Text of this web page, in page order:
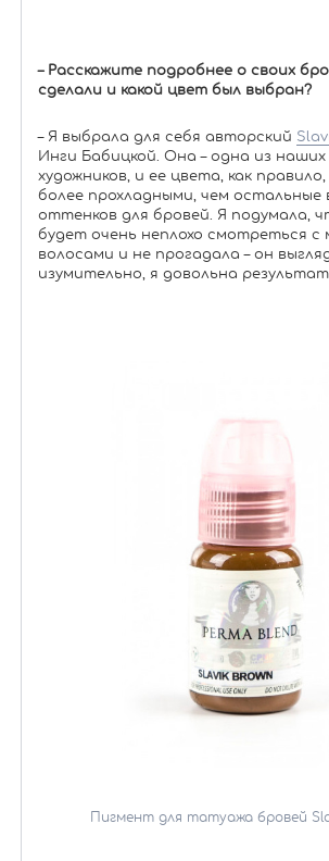
– Расскажите подробнее о своих
сделали и какой цвет был выбран?
– Я выбрала для себя авторский
Инги Бабицкой. Она – одна из наших
художников, и ее цвета, как
более прохладными, чем остальные
оттенков для бровей. Я подумала,
будет очень неплохо смотреться с
волосами и не прогадала – он
изумительно, я довольна
Пигмент для татуажа бровей